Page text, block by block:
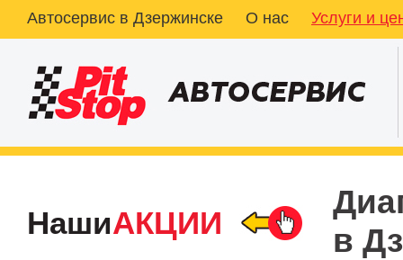
Автосервис в Дзержинске О нас Услуги и
НашиАКЦИИ
в